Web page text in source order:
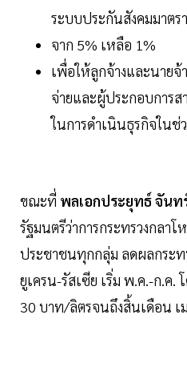
ระบบประกันสังคมมาตร
จาก 5% เหลือ 1%
เพื่อให้ลูกจ้างและนายจ้
จ่ายและผู้ประกอบการ
ในการดำเนินธุรกิจในช่
ขณะที่ พลเอกประยุทธ์ จันท
รัฐมนตรีว่าการกระทรวงกลาโ
ประชาชนทุกกลุ่ม ลดผลกระ
ยูเครน-รัสเซีย เริ่ม พ.ค.-ก.ค.
30 บาท/ลิตรจนถึงสิ้นเดือน เ